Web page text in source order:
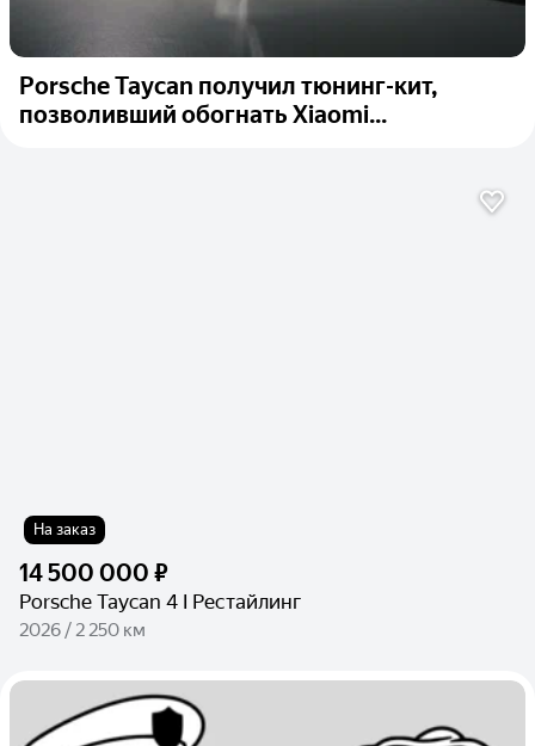
Porsche Taycan получил тюнинг-кит,
позволивший обогнать Xiaomi...
На заказ
14 500 000 ₽
Porsche Taycan 4 I Рестайлинг
2026 / 2 250 км